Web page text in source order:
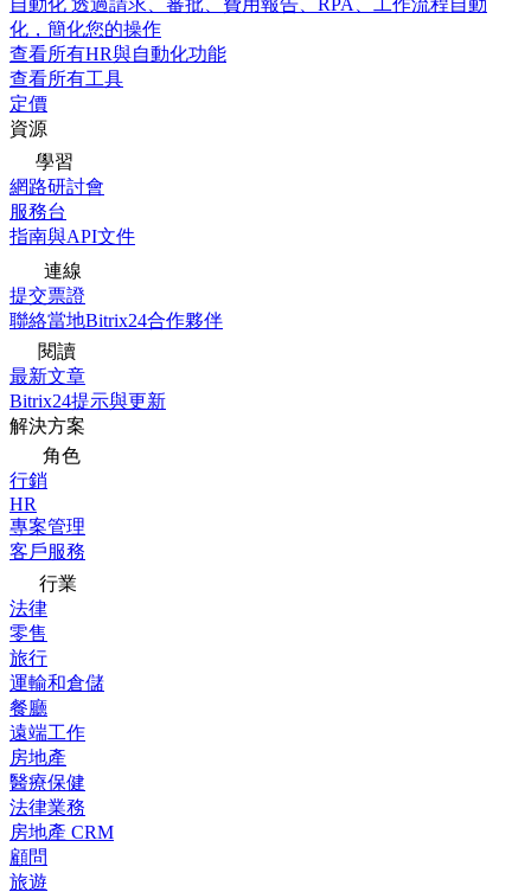
自動化 透過請求、審批、費用報告、RPA、工作流程自動
化，簡化您的操作
查看所有HR與自動化功能
查看所有工具
定價
資源
學習
網路研討會
服務台
指南與API文件
連線
提交票證
聯絡當地Bitrix24合作夥伴
閱讀
最新文章
Bitrix24提示與更新
解決方案
角色
行銷
HR
專案管理
客戶服務
行業
法律
零售
旅行
運輸和倉儲
餐廳
遠端工作
房地產
醫療保健
法律業務
房地產 CRM
顧問
旅遊